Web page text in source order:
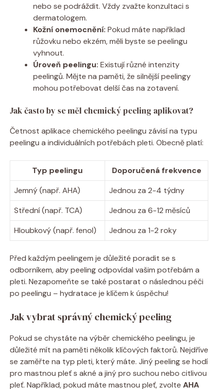
nebo se podráždit. Vždy zvažte konzultaci s
dermatologem.
Kožní onemocnění: Pokud máte například
růžovku nebo ekzém, měli byste se peelingu
vyhnout.
Úroveň peelingu: Existují různé intenzity
peelingů. Mějte na paměti, že silnější peelingy
mohou potřebovat delší čas na zotavení.
Jak často by se měl chemický peeling aplikovat?
Četnost aplikace chemického peelingu závisí na typu
peelingu a individuálních potřebách pleti. Obecně platí:
Typ peelingu
Doporučená frekvence
Jemný (např. AHA)
Jednou za 2-4 týdny
Střední (např. TCA)
Jednou za 6-12 měsíců
Hloubkový (např. fenol)
Jednou za 1-2 roky
Před každým peelingem je důležité poradit se s
odborníkem, aby peeling odpovídal vašim potřebám a
pleti. Nezapomeňte se také postarat o následnou péči
po peelingu – hydratace je klíčem k úspěchu!
Jak vybrat správný chemický peeling
Pokud se chystáte na výběr chemického peelingu, je
důležité mít na paměti několik klíčových faktorů. Nejdříve
se zaměřte na typ pleti, který máte. Jiný peeling se hodí
pro mastnou pleť s akné a jiný pro suchou nebo citlivou
pleť. Například, pokud máte mastnou pleť, zvolte AHA